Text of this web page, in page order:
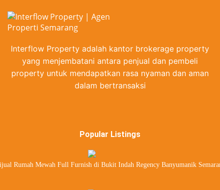
Interflow Property adalah kantor brokerage property
yang menjembatani antara penjual dan pembeli
property untuk mendapatkan rasa nyaman dan aman
dalam bertransaksi
Popular Listings
Rumah Mewah Full Furnish di Bukit Indah Regency Banyumanik